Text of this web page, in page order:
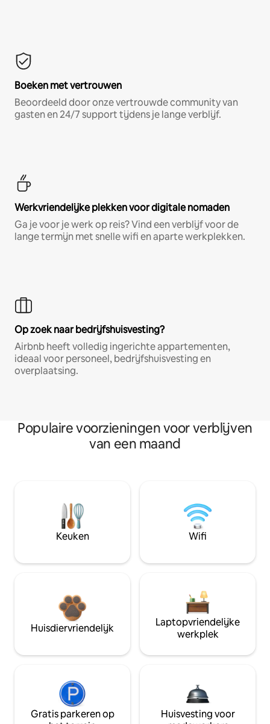
Boeken met vertrouwen
Beoordeeld door onze vertrouwde community van
gasten en 24/7 support tijdens je lange verblijf.
Werkvriendelijke plekken voor digitale nomaden
Ga je voor je werk op reis? Vind een verblijf voor de
lange termijn met snelle wifi en aparte werkplekken.
Op zoek naar bedrijfshuisvesting?
Airbnb heeft volledig ingerichte appartementen,
ideaal voor personeel, bedrijfshuisvesting en
overplaatsing.
Populaire voorzieningen voor verblijven
van een maand
Keuken Wifi
Huisdiervriendelijk
Laptopvriendelijke
werkplek
Gratis parkeren op
Huisvesting voor